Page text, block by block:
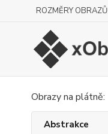
ROZMĚRY OBRAZŮ
Obrazy na plátně:
Abstrakce